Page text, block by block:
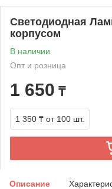
Светодиодная
корпусом
В наличии
Опт и розница
1 650 ₸
1 350 ₸ от 100 шт.
Описание